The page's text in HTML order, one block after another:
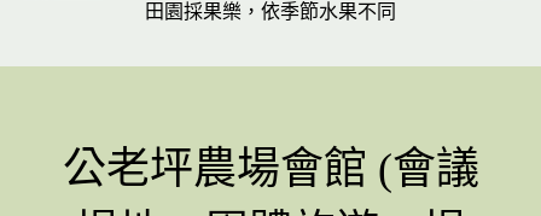
田園採果樂，依季節水果不同
公老坪農場會館 (會議